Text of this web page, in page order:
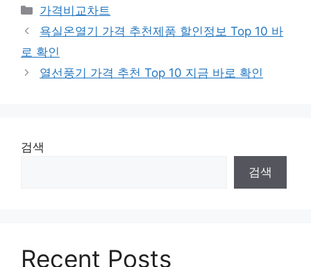
카
테
리
가격비교차트
욕실온열기 가격 추천제품 할인정보 Top 10 바
로 확인
열선풍기 가격 추천 Top 10 지금 바로 확인
검색
검색
Recent Posts